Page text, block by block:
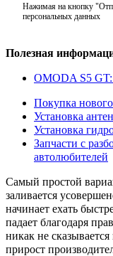
Нажимая на кнопку
персональных данных
Полезная
OMODA S5 GT:
Покупка
Установка
Установка
Запчасти с
автолюбителей
Самый простой
заливается
начинает ехать
падает благодаря
никак не
прирост